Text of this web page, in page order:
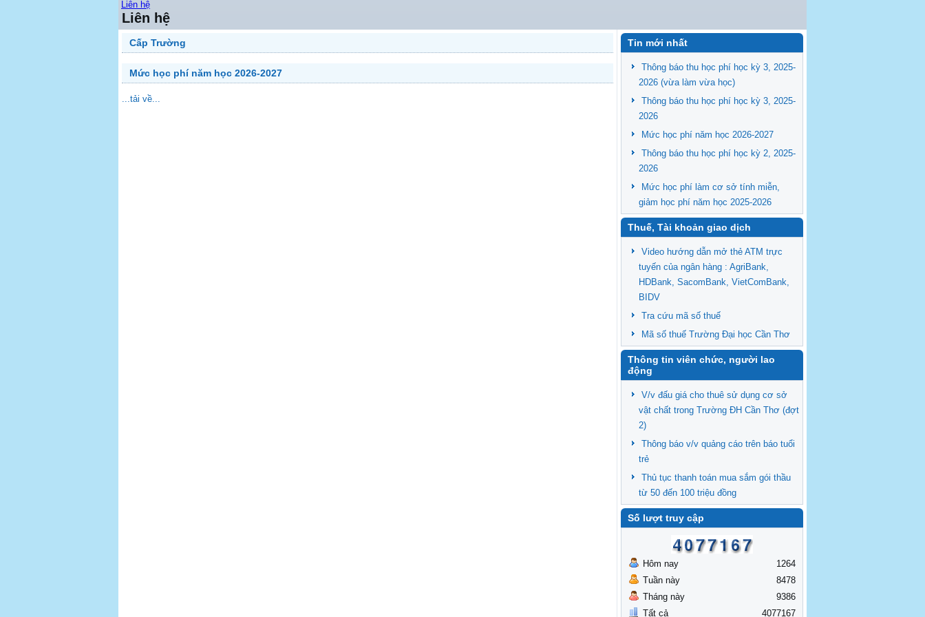
Liên hệ
Liên hệ
Cấp Trường
Mức học phí năm học 2026-2027
...tải về...
Tin mới nhất
Thông báo thu học phí học kỳ 3, 2025-
2026 (vừa làm vừa học)
Thông báo thu học phí học kỳ 3, 2025-
2026
Mức học phí năm học 2026-2027
Thông báo thu học phí học kỳ 2, 2025-
2026
Mức học phí làm cơ sở tính miễn,
giảm học phí năm học 2025-2026
Thuế, Tài khoản giao dịch
Video hướng dẫn mở thẻ ATM trực
tuyến của ngân hàng : AgriBank,
HDBank, SacomBank, VietComBank,
BIDV
Tra cứu mã số thuế
Mã số thuế Trường Đại học Cần Thơ
Thông tin viên chức, người lao
động
V/v đấu giá cho thuê sử dụng cơ sở
vật chất trong Trường ĐH Cần Thơ (đợt
2)
Thông báo v/v quảng cáo trên báo tuổi
trẻ
Thủ tục thanh toán mua sắm gói thầu
từ 50 đến 100 triệu đồng
Số lượt truy cập
Hôm nay
Tuần này
Tháng này
Tất cả
1264
8478
9386
4077167